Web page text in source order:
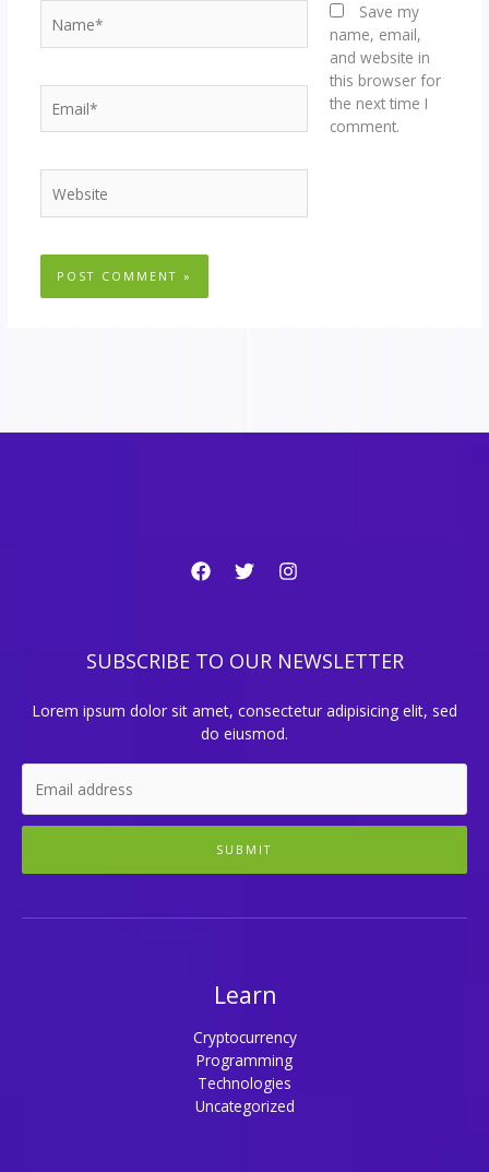
Save my
name, email,
and website in
this browser for
the next time I
comment.
SUBSCRIBE TO OUR NEWSLETTER
Lorem ipsum dolor sit amet, consectetur adipisicing elit, sed
do eiusmod.
SUBMIT
Learn
Cryptocurrency
Programming
Technologies
Uncategorized